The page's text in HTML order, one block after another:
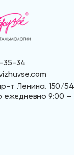
35-34
т Ленина, 150/54
ежедневно 9:00 –